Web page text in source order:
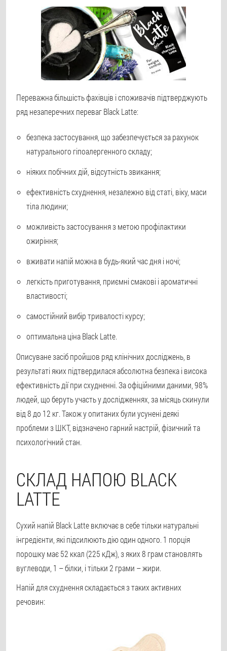
Переважна більшість фахівців і споживачів підтверджують
ряд незаперечних переваг Black Latte:
безпека застосування, що забезпечується за рахунок
натурального гіпоалергенного складу;
ніяких побічних дій, відсутність звикання;
ефективність схуднення, незалежно від статі, віку, маси
тіла людини;
можливість застосування з метою профілактики
ожиріння;
вживати напій можна в будь-який час дня і ночі;
легкість приготування, приємні смакові і ароматичні
властивості;
самостійний вибір тривалості курсу;
оптимальна ціна Black Latte.
Описуване засіб пройшов ряд клінічних досліджень, в
результаті яких підтвердилася абсолютна безпека і висока
ефективність дії при схудненні. За офіційними даними, 98%
людей, що беруть участь у дослідженнях, за місяць скинули
від 8 до 12 кг. Також у опитаних були усунені деякі
проблеми з ШКТ, відзначено гарний настрій, фізичний та
психологічний стан.
СКЛАД НАПОЮ BLACK
LATTE
Сухий напій Black Latte включає в себе тільки натуральні
інгредієнти, які підсилюють дію один одного. 1 порція
порошку має 52 ккал (225 кДж), з яких 8 грам становлять
вуглеводи, 1 – білки, і тільки 2 грами – жири.
Напій для схуднення складається з таких активних
речовин: